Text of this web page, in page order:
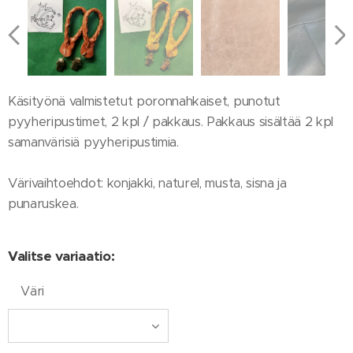
Käsityönä valmistetut poronnahkaiset, punotut
pyyheripustimet, 2 kpl / pakkaus. Pakkaus sisältää 2 kpl
samanvärisiä pyyheripustimia.
Värivaihtoehdot: konjakki, naturel, musta, sisna ja
punaruskea.
Valitse variaatio:
Väri